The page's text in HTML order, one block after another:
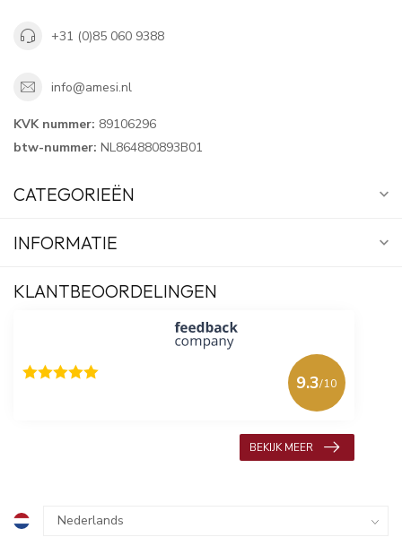
+31 (0)85 060 9388
info@amesi.nl
KVK nummer: 89106296
btw-nummer: NL864880893B01
CATEGORIEËN
INFORMATIE
KLANTBEOORDELINGEN
9.3/10
BEKIJK MEER